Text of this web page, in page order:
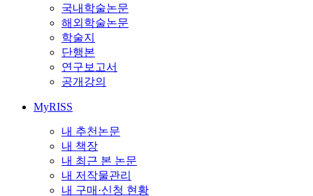
국내학술논문
해외학술논문
학술지
단행본
연구보고서
공개강의
MyRISS
내 추천논문
내 책장
내 최근 본 논문
내 저작물관리
내 구매·신청 현황